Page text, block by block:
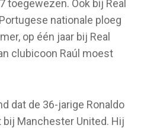
toegewezen. Ook bij Real
nationale ploeg
op één jaar bij Real
clubicoon Raúl moest
dat de 36-jarige Ronaldo
Manchester United. Hij